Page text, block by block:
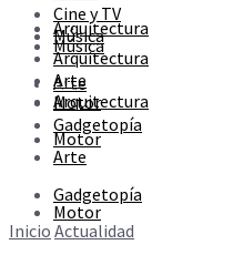
Arquitectura
Arte
Motor
Gadgetopía
Música
Arquitectura
Arte
Motor
Sin resultados
Ver todos los resultados
Cine y TV
Música
Arquitectura
Arte
Motor
Gadgetopía
Inicio Actualidad